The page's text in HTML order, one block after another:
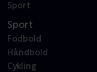
Sport
Sport
Fodbold
Håndbold
Cykling